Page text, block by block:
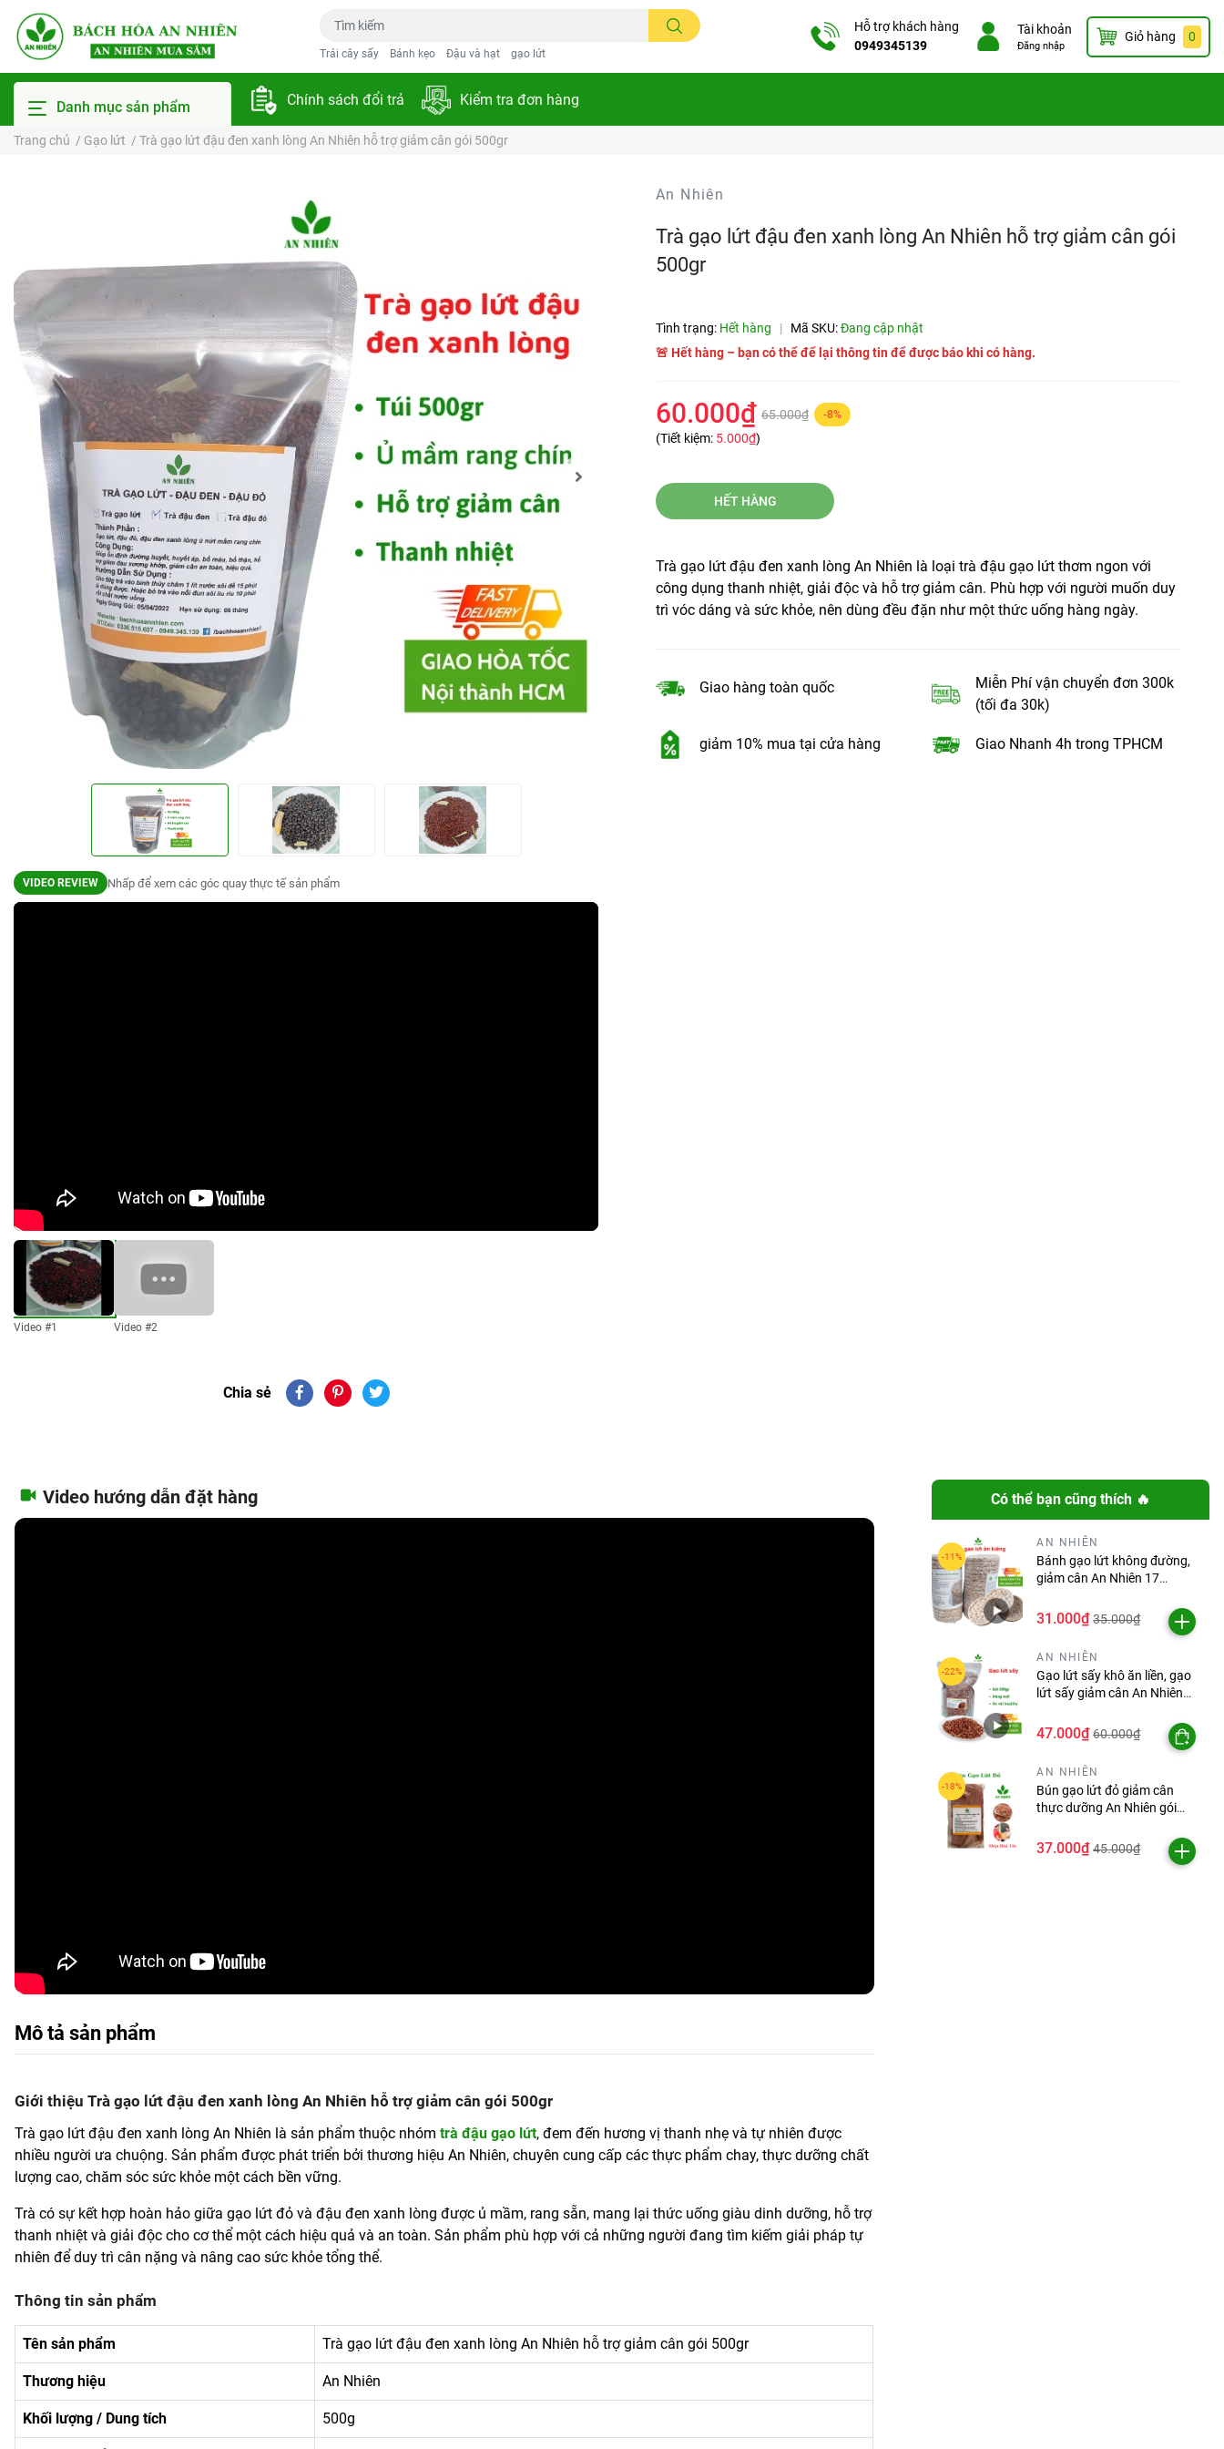
Trái cây sấy Bánh kẹo Đậu và hạt gạo lứt
Hỗ trợ khách hàng
0949345139
Tài khoản
Đăng nhập
Giỏ hàng 0
Danh mục sản phẩm Chính sách đổi trả Kiểm tra đơn hàng
Trang chủ / Gạo lứt / Trà gạo lứt đậu đen xanh lòng An Nhiên hỗ trợ giảm cân gói 500gr
VIDEO REVIEW Nhấp để xem các góc quay thực tế sản phẩm
Video #1 Video #2
Chia sẻ
An Nhiên
Trà gạo lứt đậu đen xanh lòng An Nhiên hỗ trợ giảm cân gói
500gr
Tình trạng: Hết hàng | Mã SKU:Đang cập nhật
🚨 Hết hàng – bạn có thể để lại thông tin để được báo khi có hàng.
60.000₫ 65.000₫ -8%
(Tiết kiệm: 5.000₫)
HẾT HÀNG
Trà gạo lứt đậu đen xanh lòng An Nhiên là loại trà đậu gạo lứt thơm ngon với
công dụng thanh nhiệt, giải độc và hỗ trợ giảm cân. Phù hợp với người muốn duy
trì vóc dáng và sức khỏe, nên dùng đều đặn như một thức uống hàng ngày.
Giao hàng toàn quốc
Miễn Phí vận chuyển đơn 300k
(tối đa 30k)
giảm 10% mua tại cửa hàng Giao Nhanh 4h trong TPHCM
Video hướng dẫn đặt hàng
Mô tả sản phẩm
Giới thiệu Trà gạo lứt đậu đen xanh lòng An Nhiên hỗ trợ giảm cân gói 500gr
Trà gạo lứt đậu đen xanh lòng An Nhiên là sản phẩm thuộc nhóm trà đậu gạo lứt, đem đến hương vị thanh nhẹ và tự nhiên được
nhiều người ưa chuộng. Sản phẩm được phát triển bởi thương hiệu An Nhiên, chuyên cung cấp các thực phẩm chay, thực dưỡng chất
lượng cao, chăm sóc sức khỏe một cách bền vững.
Trà có sự kết hợp hoàn hảo giữa gạo lứt đỏ và đậu đen xanh lòng được ủ mầm, rang sẵn, mang lại thức uống giàu dinh dưỡng, hỗ trợ
thanh nhiệt và giải độc cho cơ thể một cách hiệu quả và an toàn. Sản phẩm phù hợp với cả những người đang tìm kiếm giải pháp tự
nhiên để duy trì cân nặng và nâng cao sức khỏe tổng thể.
Thông tin sản phẩm
Tên sản phẩm Trà gạo lứt đậu đen xanh lòng An Nhiên hỗ trợ giảm cân gói 500gr
Thương hiệu An Nhiên
Khối lượng / Dung tích 500g
Có thể bạn cũng thích 🔥
AN NHIÊN
Bánh gạo lứt không đường,
giảm cân An Nhiên 17
31.000₫ 35.000₫
AN NHIÊN
Gạo lứt sấy khô ăn liền, gạo
lứt sấy giảm cân An Nhiên
47.000₫ 60.000₫
AN NHIÊN
Bún gạo lứt đỏ giảm cân
thực dưỡng An Nhiên gói
37.000₫ 45.000₫